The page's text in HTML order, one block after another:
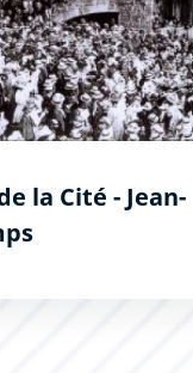
la Cité - Jean-